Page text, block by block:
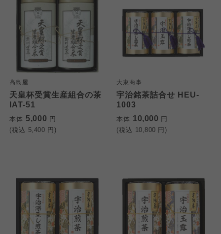
高島屋
天皇杯受賞生産組合の茶
IAT-51
本体 5,000 円
(税込 5,400 円)
大東商事
宇治銘茶詰合せ HEU-
1003
本体 10,000 円
(税込 10,800 円)